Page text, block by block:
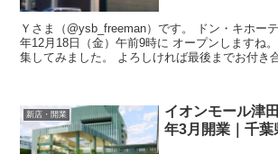
Ｙさま（@ysb_freeman）です。 ドン・キホーテ静岡山崎店 が2015
年12月18日（金）午前9時に オープンしますね。 いろいろ情報を収
新店・開業
イオンモール津
年3月開業｜千葉